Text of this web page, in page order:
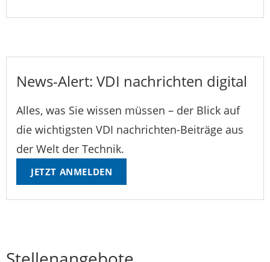
News-Alert: VDI nachrichten digital
Alles, was Sie wissen müssen – der Blick auf
die wichtigsten VDI nachrichten-Beiträge aus
der Welt der Technik.
JETZT ANMELDEN